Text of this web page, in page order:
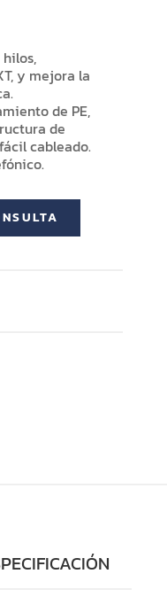
y mejora la
de PE,
de
cableado.